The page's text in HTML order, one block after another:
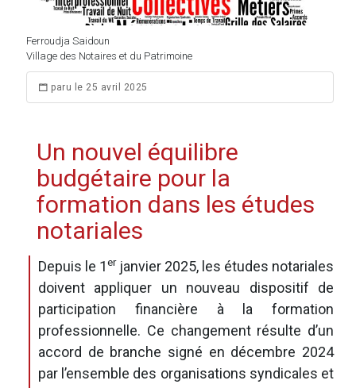
Ferroudja Saidoun
Village des Notaires et du Patrimoine
paru le 25 avril 2025
Un nouvel équilibre
budgétaire pour la
formation dans les études
notariales
Depuis le 1erjanvier 2025, les études notariales
doivent appliquer un nouveau dispositif de
participation financière à la formation
professionnelle. Ce changement résulte d’un
accord de branche signé en décembre 2024
par l’ensemble des organisations syndicales et